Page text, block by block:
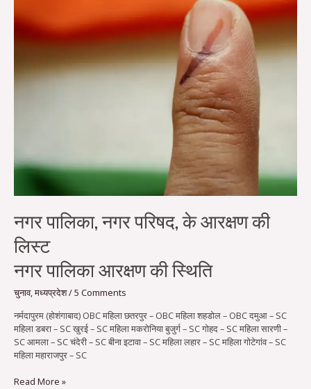
नगर पालिका, नगर परिषद, के आरक्षण की
लिस्ट
नगर पालिका आरक्षण की स्थिति
चुनाव,मध्यप्रदेश/5 Comments
नर्मदापुरम (होशंगाबाद) OBC महिला छतरपुर – OBC महिला शहडोल – OBC दमुआ – SC
महिला डबरा – SC खुरई – SC महिला मकरोनिया बुजुर्ग – SC गोहद – SC महिला सारणी –
SC आमला – SC चंदेरी – SC बीना इटावा – SC महिला लहार – SC महिला गोटेगांव – SC
महिला महाराजपुर – SC
परिषद,
लिस्ट
नगर
Read More »